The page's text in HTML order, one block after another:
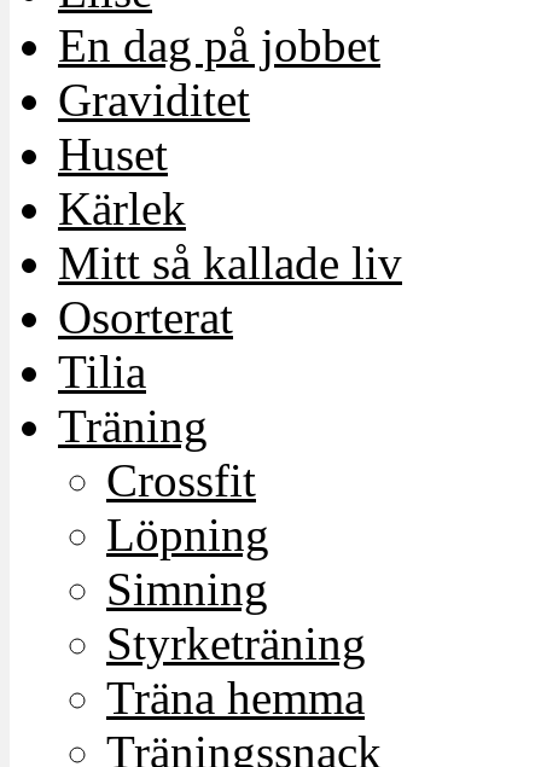
En dag på jobbet
Graviditet
Huset
Kärlek
Mitt så kallade liv
Osorterat
Tilia
Träning
Crossfit
Löpning
Simning
Styrketräning
Träna hemma
Träningssnack